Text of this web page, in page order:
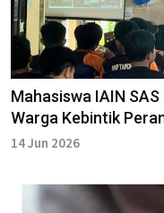
Mahasiswa IAIN
Warga Kebintik
14 Jun 2026